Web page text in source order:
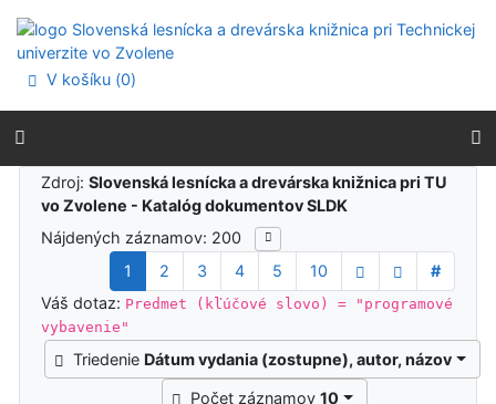
Prejsť na menu
Prehlásenie o webovej prístupnosti
V košíku (0)
Výsledky vyhľadávania
Zdroj:Slovenská lesnícka a drevárska knižnica pri TU
vo Zvolene - Katalóg dokumentov SLDK
Nájdených záznamov: 200
1
2 3 4 5 10
#
Váš dotaz: Predmet (kľúčové slovo) = "programové
vybavenie"
Triedenie Dátum vydania (zostupne), autor, názov
Počet záznamov10